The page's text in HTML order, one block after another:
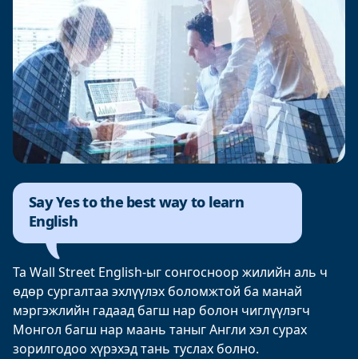
Say Yes to the best way to learn
English
Та Wall Street English-ыг сонгосноор жилийн аль ч
өдөр сургалтаа эхлүүлэх боломжтой ба манай
мэргэжлийн гадаад багш нар болон чиглүүлэгч
Монгол багш нар маань таныг Англи хэл сурах
зорилгодоо хүрэхэд тань туслах болно.